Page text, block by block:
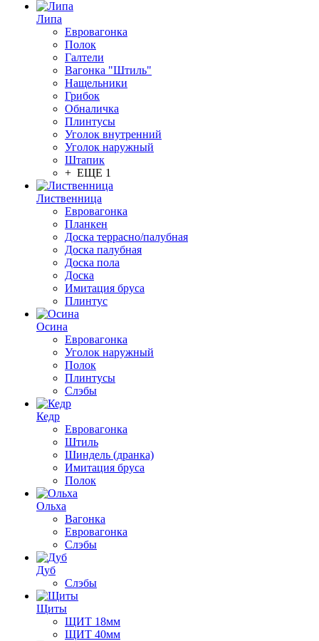
Липа
Евровагонка
Полок
Галтели
Вагонка "Штиль"
Нащельники
Грибок
Обналичка
Плинтусы
Уголок внутренний
Уголок наружный
Штапик
+ ЕЩЕ 1
Лиственница
Евровагонка
Планкен
Доска террасно/палубная
Доска палубная
Доска пола
Доска
Имитация бруса
Плинтус
Осина
Евровагонка
Уголок наружный
Полок
Плинтусы
Слэбы
Кедр
Евровагонка
Штиль
Шиндель (дранка)
Имитация бруса
Полок
Ольха
Вагонка
Евровагонка
Слэбы
Дуб
Слэбы
Щиты
ЩИТ 18мм
ЩИТ 40мм